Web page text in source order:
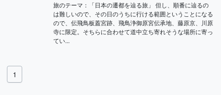
旅のテーマ：「日本の遷都を辿る旅」 但し、順番に辿るの
は難しいので、その日のうちに行ける範囲ということになる
ので、伝飛鳥板蓋宮跡、飛鳥浄御原宮伝承地、藤原京、川原
寺に限定。そちらに合わせて道中立ち寄れそうな場所に寄っ
てい...
1